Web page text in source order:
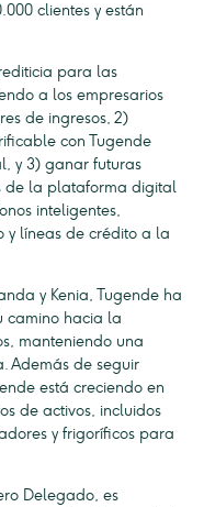
clientes y están
para las
a los empresarios
de ingresos, 2)
con Tugende
y 3) ganar futuras
de la plataforma digital
inteligentes,
y líneas de crédito a la
y Kenia, Tugende ha
camino hacia la
manteniendo una
Además de seguir
está creciendo en
de activos, incluidos
y frigoríficos para
Delegado, es